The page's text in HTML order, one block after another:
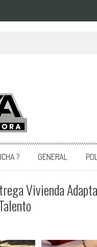
Sonora
? GENERAL
Vivienda